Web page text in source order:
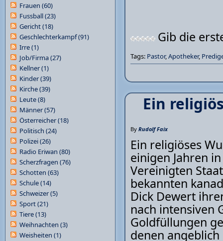
Gib die
Tags: Pastor,Apotheker,
Ein
By Rudolf Faix
Ein religiöses
einigen Jahren
Vereinigten
bekannten
Dick Dewert
nach intensiven
Goldfüllungen
denen
Frauen (60)
Fussball(23)
Gericht(18)
Geschlechterkampf(91)
Irre(1)
Job/Firma(27)
Kellner(1)
Kinder(39)
Kirche(39)
Leute(8)
Männer(57)
Österreicher(18)
Politisch (24)
Polizei(26)
Radio Eriwan (80)
Scherzfragen (76)
Schotten (63)
Schule(14)
Schweizer(5)
Sport(21)
Tiere(13)
Weihnachten (3)
Weisheiten (1)